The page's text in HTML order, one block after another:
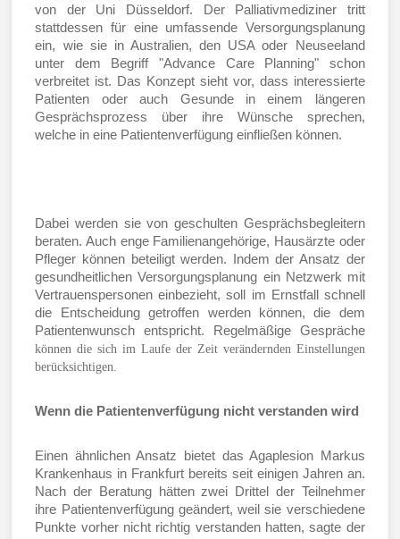
von der Uni Düsseldorf. Der Palliativmediziner tritt
stattdessen für eine umfassende Versorgungsplanung
ein, wie sie in Australien, den USA oder Neuseeland
unter dem Begriff "Advance Care Planning" schon
verbreitet ist. Das Konzept sieht vor, dass interessierte
Patienten oder auch Gesunde in einem längeren
Gesprächsprozess über ihre Wünsche sprechen,
welche in eine Patientenverfügung einfließen können.
Dabei werden sie von geschulten Gesprächsbegleitern
beraten. Auch enge Familienangehörige, Hausärzte oder
Pfleger können beteiligt werden. Indem der Ansatz der
gesundheitlichen Versorgungsplanung ein Netzwerk mit
Vertrauenspersonen einbezieht, soll im Ernstfall schnell
die Entscheidung getroffen werden können, die dem
Patientenwunsch entspricht. Regelmäßige Gespräche
können die sich im Laufe der Zeit verändernden Einstellungen
berücksichtigen.
Wenn die Patientenverfügung nicht verstanden wird
Einen ähnlichen Ansatz bietet das Agaplesion Markus
Krankenhaus in Frankfurt bereits seit einigen Jahren an.
Nach der Beratung hätten zwei Drittel der Teilnehmer
ihre Patientenverfügung geändert, weil sie verschiedene
Punkte vorher nicht richtig verstanden hatten, sagte der